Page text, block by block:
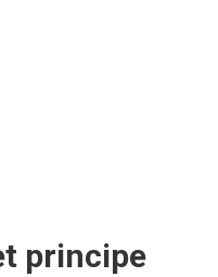
principe